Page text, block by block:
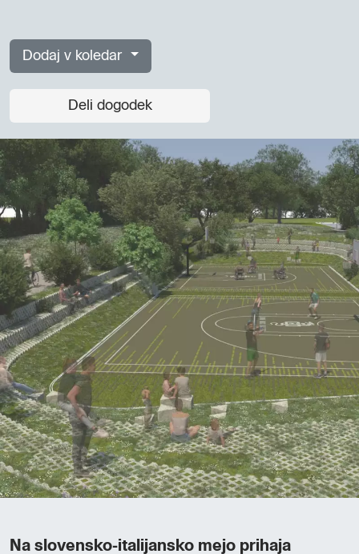
Dodaj v koledar
Deli dogodek
Na slovensko-italijansko mejo prihaja